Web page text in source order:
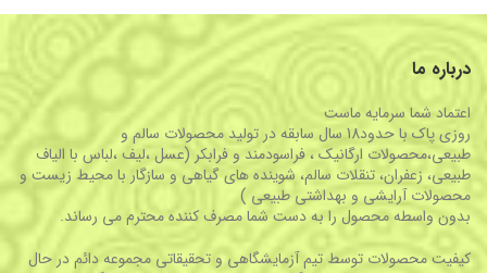
درباره ما
اعتماد شما سرمایه ماست
روزی پاک با حدود18 سال سابقه در تولید محصولات سالم و
طبیعی،محصولات ارگانیک ، فراسودمند و فرابکر (عسل ،لیف ،لباس با الیاف
طبیعی، زعفران، تنقلات سالم، شوینده های گیاهی و سازگار با محیط زیست و
محصولات آرایشی و بهداشتی طبیعی )
بدون واسطه محصول را به دست شما مصرف کننده محترم می رساند.
کیفیت محصولات توسط تیم آزمایشگاهی و تحقیقاتی مجموعه دائم در حال